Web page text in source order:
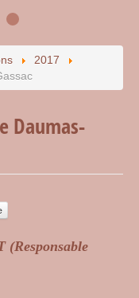
2017
Daumas-